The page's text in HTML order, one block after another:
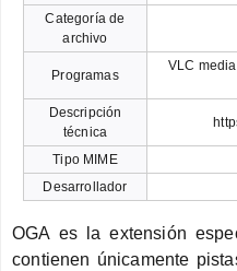
Categoría de
archivo
Programas
VLC
Descripción
técnica
Tipo MIME
Desarrollador
OGA es la extensión
contienen únicamente